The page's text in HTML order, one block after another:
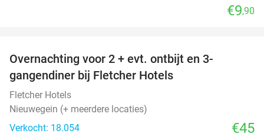
€9,90
Overnachting voor 2 + evt. ontbijt en 3-
gangendiner bij Fletcher Hotels
Fletcher Hotels
Nieuwegein (+ meerdere locaties)
Verkocht: 18.054
€45